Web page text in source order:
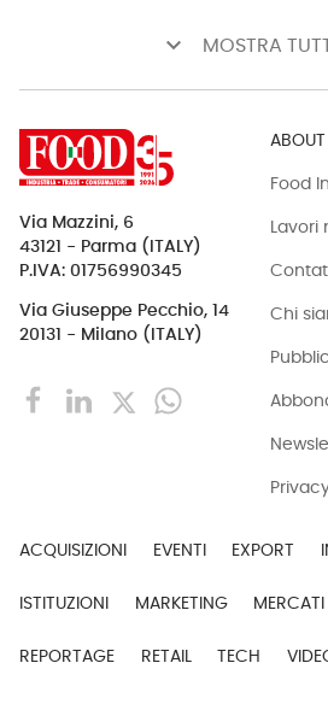
keyboard_arrow_down MOSTRA
Via Mazzini, 6
43121 - Parma (ITALY)
P.IVA: 01756990345
Via Giuseppe Pecchio, 14
20131 - Milano (ITALY)
ABOUT
Food
Lavori
Chi
ACQUISIZIONI EVENTI EXPORT
ISTITUZIONI MARKETING MERCATI
REPORTAGE RETAIL TECH